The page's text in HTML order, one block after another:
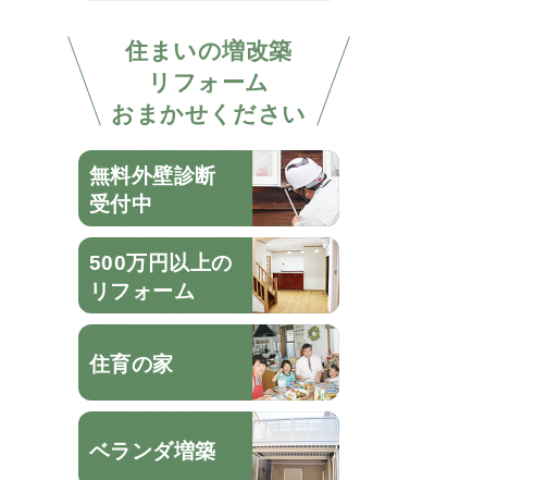
住まいの増改築
リフォーム
おまかせください
無料外壁診断
受付中
500万円以上の
リフォーム
住育の家
ベランダ増築